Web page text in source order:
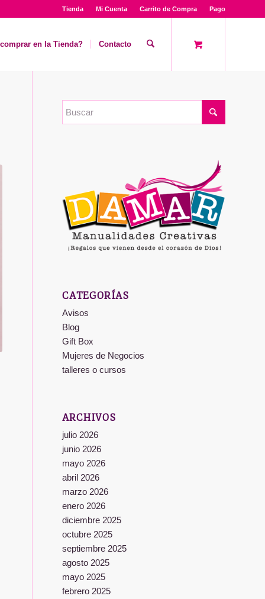
Tienda Mi Cuenta Carrito de Compra Pago
en la Tienda? Contacto
CATEGORÍAS
Avisos
Blog
Gift Box
Mujeres de Negocios
talleres o cursos
ARCHIVOS
julio 2026
junio 2026
mayo 2026
abril 2026
marzo 2026
enero 2026
diciembre 2025
octubre 2025
septiembre 2025
agosto 2025
mayo 2025
febrero 2025